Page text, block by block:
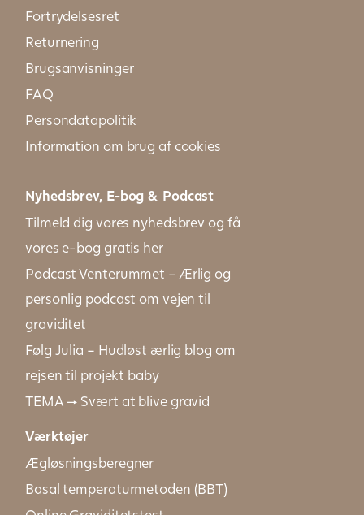
Fortrydelsesret
Returnering
Brugsanvisninger
FAQ
Persondatapolitik
Information om brug af cookies
Nyhedsbrev, E-bog & Podcast
Tilmeld dig vores nyhedsbrev og få
vores e-bog gratis her
Podcast Venterummet – Ærlig og
personlig podcast om vejen til
graviditet
Følg Julia – Hudløst ærlig blog om
rejsen til projekt baby
TEMA → Svært at blive gravid
Værktøjer
Ægløsningsberegner
Basal temperaturmetoden (BBT)